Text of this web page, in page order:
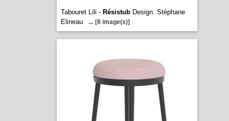
Tabouret Lili - RésistubDesign. Stéphane
Elineau
... [8 image(s)]